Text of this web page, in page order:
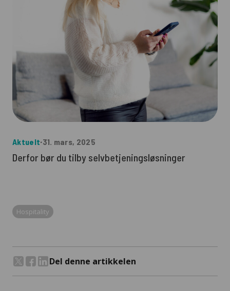
Aktuelt∙31. mars, 2025
Derfor bør du tilby selvbetjeningsløsninger
Hospitality
Del denne artikkelen